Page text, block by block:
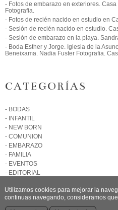
- Fotos de embarazo en exteriores.
Fotografia.
- Fotos de recién nacido en estudio en
- Sesión de recién nacido en estudio.
- Sesión de embarazo en la playa.
- Boda Esther y Jorge. Iglesia de la
Beneixama. Nadia Fuster Fotografia.
CATEGORÍAS
- BODAS
- INFANTIL
- NEW BORN
- COMUNION
- EMBARAZO
- FAMILIA
- EVENTOS
- EDITORIAL
Utilizamos cookies para mejorar la
continuas navegando, consideramos